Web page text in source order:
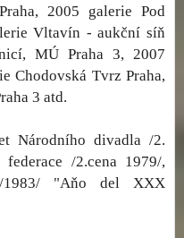
2005 galerie Pod
Vltavín - aukční síň
MÚ Praha 3, 2007
Chodovská Tvrz Praha,
3 atd.
Národního divadla /2.
/2.cena 1979/,
1983/ "Aňo del XXX